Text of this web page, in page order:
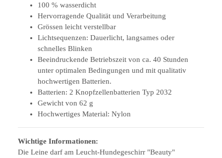
100 % wasserdicht
Hervorragende Qualität und Verarbeitung
Grössen leicht verstellbar
Lichtsequenzen: Dauerlicht, langsames oder
schnelles Blinken
Beeindruckende Betriebszeit von ca. 40 Stunden
unter optimalen Bedingungen und mit qualitativ
hochwertigen Batterien.
Batterien: 2 Knopfzellenbatterien Typ 2032
Gewicht von 62 g
Hochwertiges Material: Nylon
Wichtige Informationen:
Die Leine darf am Leucht-Hundegeschirr "Beauty"